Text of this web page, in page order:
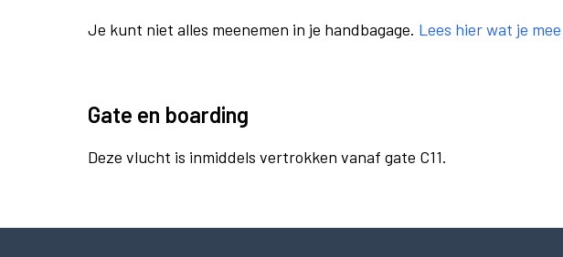
Je kunt niet alles meenemen in je handbagage. Lees hier wat je
Gate en boarding
Deze vlucht is inmiddels vertrokken vanaf gate C11.